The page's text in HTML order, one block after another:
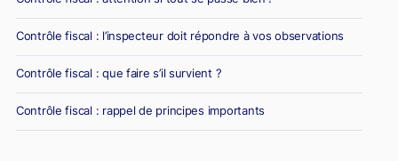
Contrôle fiscal : l’inspecteur doit répondre à vos observations
Contrôle fiscal : que faire s’il survient ?
Contrôle fiscal : rappel de principes importants